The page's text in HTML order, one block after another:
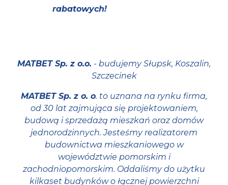
rabatowych!
MATBET Sp. z o.o. - budujemy Słupsk, Koszalin,
Szczecinek
MATBET Sp. z o. o. to uznana na rynku firma,
od 30 lat zajmująca się projektowaniem,
budową i sprzedażą mieszkań oraz domów
jednorodzinnych. Jesteśmy realizatorem
budownictwa mieszkaniowego w
województwie pomorskim i
zachodniopomorskim. Oddaliśmy do użytku
kilkaset budynków o łącznej powierzchni